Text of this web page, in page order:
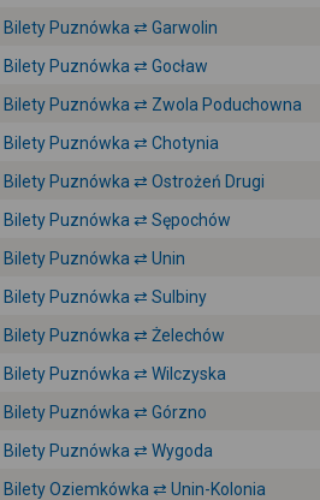
Bilety Puznówka ⇄ Garwolin
Bilety Puznówka ⇄ Gocław
Bilety Puznówka ⇄ Zwola Poduchowna
Bilety Puznówka ⇄ Chotynia
Bilety Puznówka ⇄ Ostrożeń Drugi
Bilety Puznówka ⇄ Sępochów
Bilety Puznówka ⇄ Unin
Bilety Puznówka ⇄ Sulbiny
Bilety Puznówka ⇄ Żelechów
Bilety Puznówka ⇄ Wilczyska
Bilety Puznówka ⇄ Górzno
Bilety Puznówka ⇄ Wygoda
Bilety Oziemkówka ⇄ Unin-Kolonia